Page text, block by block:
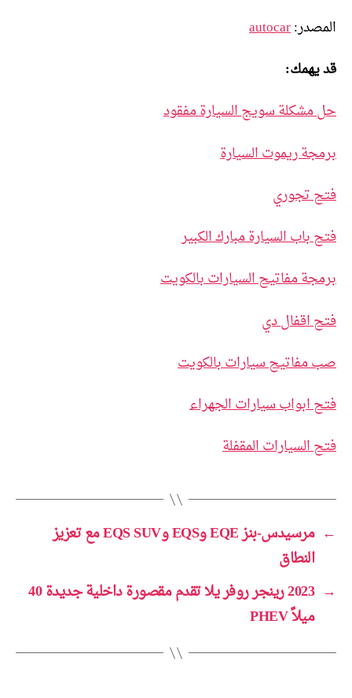
المصدر:autocar
قد يهمك:
حل مشكلة سويج السيارة مفقود
برمجة ريموت السيارة
فتح تجوري
فتح باب السيارة مبارك الكبير
برمجة مفاتيح السيارات بالكويت
فتح اقفال دي
صب مفاتيح سيارات بالكويت
فتح ابواب سيارات الجهراء
فتح السيارات المقفلة
←
مرسيدس-بنز EQE وEQS وEQS SUV مع تعزيز
النطاق
→
2023 رينجر روفر يلا تقدم مقصورة داخلية جديدة 40
ميلاً PHEV